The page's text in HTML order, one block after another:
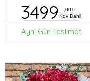
3499
,00TL
Kdv Dahil
Aynı Gün Teslimat